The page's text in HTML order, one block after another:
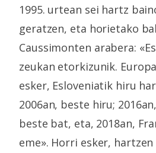
1995. urtean sei hartz
geratzen, eta horietako
Caussimonten arabera:
zeukan etorkizunik.
esker, Esloveniatik hiru
2006an, beste hiru;
beste bat, eta, 2018an,
eme». Horri esker,